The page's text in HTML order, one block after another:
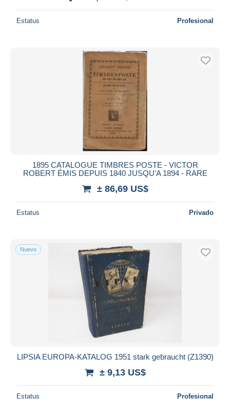
Estatus Profesional
1895 CATALOGUE TIMBRES POSTE - VICTOR
ROBERT ÉMIS DEPUIS 1840 JUSQU'A 1894 - RARE
± 86,69 US$
Estatus Privado
Nuevo
LIPSIA EUROPA-KATALOG 1951 stark gebraucht (Z1390)
± 9,13 US$
Estatus Profesional